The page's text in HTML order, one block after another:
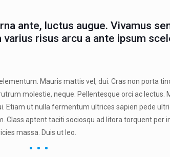
ante, luctus augue. Vivamus
risus arcu a ante ipsum
Mauris mattis vel, dui. Cras non porta
molestie, neque. Pellentesque orci ac
ut nulla fermentum ultrices sapien pede
aptent taciti sociosqu ad litora torquent per
massa. Duis ut leo.